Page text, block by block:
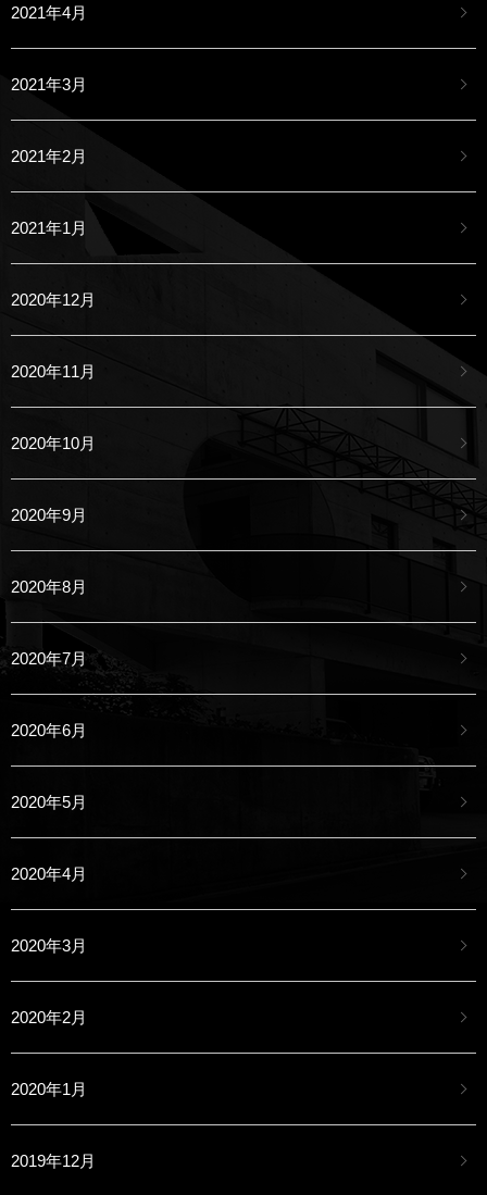
2021年4月
2021年3月
2021年2月
2021年1月
2020年12月
2020年11月
2020年10月
2020年9月
2020年8月
2020年7月
2020年6月
2020年5月
2020年4月
2020年3月
2020年2月
2020年1月
2019年12月